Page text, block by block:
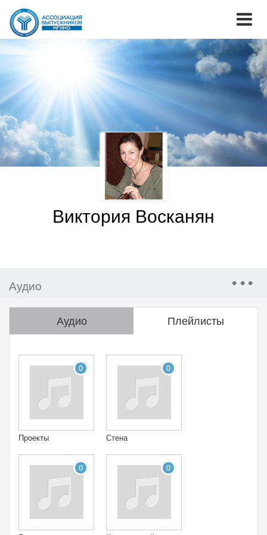
Виктория Восканян
Аудио
Аудио Плейлисты
0
Проекты
0
Стена
0 0